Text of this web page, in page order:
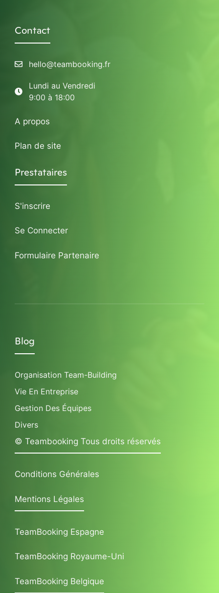
Contact
hello@teambooking.fr
Lundi au Vendredi
9:00 à 18:00
A propos
Plan de site
Prestataires
S'inscrire
Se Connecter
Formulaire Partenaire
Blog
Organisation Team-Building
Vie En Entreprise
Gestion Des Équipes
Divers
© Teambooking Tous droits réservés
Conditions Générales
Mentions Légales
TeamBooking Espagne
TeamBooking Royaume-Uni
TeamBooking Belgique